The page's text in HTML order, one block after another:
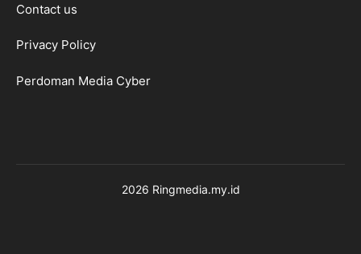
Contact us
Privacy Policy
Perdoman Media Cyber
2026 Ringmedia.my.id